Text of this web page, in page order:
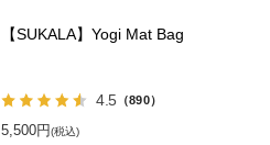
【SUKALA】Yogi Mat Bag
4.5 （890）
5,500円(税込)